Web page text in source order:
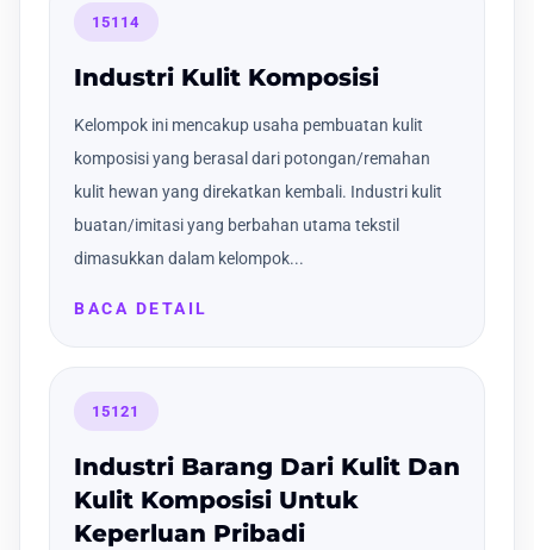
15114
Industri Kulit Komposisi
Kelompok ini mencakup usaha pembuatan kulit
komposisi yang berasal dari potongan/remahan
kulit hewan yang direkatkan kembali. Industri kulit
buatan/imitasi yang berbahan utama tekstil
dimasukkan dalam kelompok...
BACA DETAIL
15121
Industri Barang Dari Kulit Dan
Kulit Komposisi Untuk
Keperluan Pribadi